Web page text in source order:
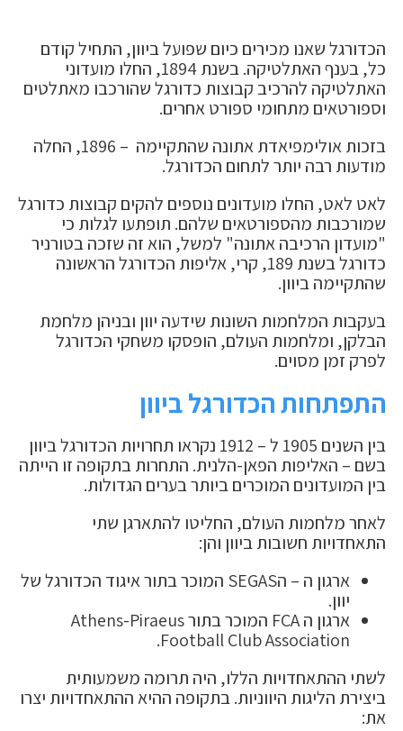
הכדורגל שאנו מכירים כיום שפועל ביוון, התחיל קודם
כל, בענף האתלטיקה. בשנת 1894, החלו מועדוני
האתלטיקה להרכיב קבוצות כדורגל שהורכבו מאתלטים
וספורטאים מתחומי ספורט אחרים.
בזכות אולימפיאדת אתונה שהתקיימה – 1896, החלה
מודעות רבה יותר לתחום הכדורגל.
לאט לאט, החלו מועדונים נוספים להקים קבוצות כדורגל
שמורכבות מהספורטאים שלהם. תופתעו לגלות כי
"מועדון הרכיבה אתונה" למשל, הוא זה שזכה בטורניר
כדורגל בשנת 189, קרי, אליפות הכדורגל הראשונה
שהתקיימה ביוון.
בעקבות המלחמות השונות שידעה יוון ובניהן מלחמת
הבלקן, ומלחמות העולם, הופסקו משחקי הכדורגל
לפרק זמן מסוים.
התפתחות הכדורגל ביוון
בין השנים 1905 ל – 1912 נקראו תחרויות הכדורגל ביוון
בשם – האליפות הפאן-הלנית. התחרות בתקופה זו הייתה
בין המועדונים המוכרים ביותר בערים הגדולות.
לאחר מלחמות העולם, החליטו להתארגן שתי
התאחדויות חשובות ביוון והן:
ארגון ה – הSEGAS המוכר בתור איגוד הכדורגל של
יוון.
ארגון ה FCA המוכר בתור Athens-Piraeus
Football Club Association.
לשתי ההתאחדויות הללו, היה תרומה משמעותית
ביצירת הליגות היווניות. בתקופה ההיא ההתאחדויות יצרו
את: